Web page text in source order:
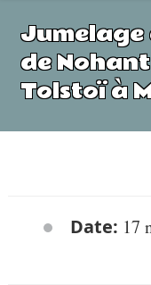
Jumelage
de
Tolstoï à
Date: 17